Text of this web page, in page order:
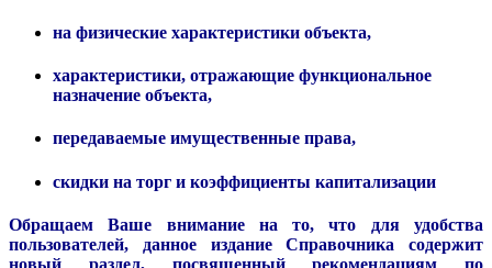
на физические характеристики объекта,
характеристики, отражающие функциональное
назначение объекта,
передаваемые имущественные права,
скидки на торг и коэффициенты капитализации
Обращаем Ваше внимание на то, что для удобства
пользователей, данное издание Справочника содержит
новый раздел, посвященный рекомендациям по